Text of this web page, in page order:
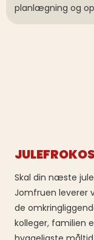
planlægning og
Skal din næste
Jomfruen leverer
de
kolleger, familien